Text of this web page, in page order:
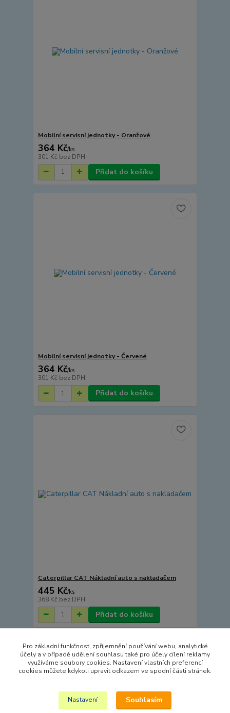
Mobilní servisní jednotky - Oranžové
364 Kč/ks
301 Kč bez DPH
Přidat do košíku
Mobilní servisní jednotky - Červené
364 Kč/ks
301 Kč bez DPH
Přidat do košíku
Caterpillar CAT Nákladní auto s nakladačem
445 Kč/ks
368 Kč bez DPH
Přidat do košíku
Načíst další produkty (15)
strana z 4další
Pro základní funkčnost, zpříjemnění používání webu, analytické
účely a v případě udělení souhlasu také pro účely cílení reklamy
využíváme soubory cookies. Nastavení vlastních preferencí
cookies můžete kdykoli upravit odkazem ve spodní části stránek.
Nastavení Souhlasím